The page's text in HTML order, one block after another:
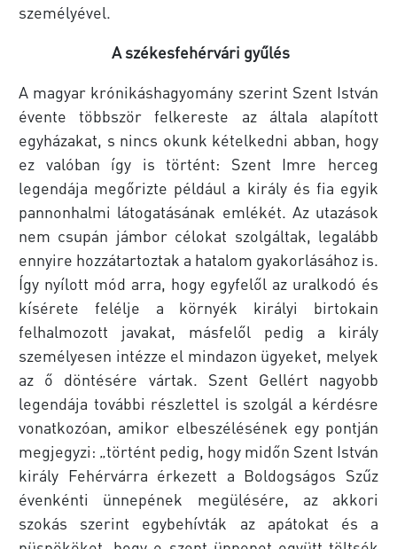
személyével.
A székesfehérvári gyűlés
A magyar krónikáshagyomány szerint Szent István
évente többször felkereste az általa alapított
egyházakat, s nincs okunk kételkedni abban, hogy
ez valóban így is történt: Szent Imre herceg
legendája megőrizte például a király és fia egyik
pannonhalmi látogatásának emlékét. Az utazások
nem csupán jámbor célokat szolgáltak, legalább
ennyire hozzátartoztak a hatalom gyakorlásához is.
Így nyílott mód arra, hogy egyfelől az uralkodó és
kísérete felélje a környék királyi birtokain
felhalmozott javakat, másfelől pedig a király
személyesen intézze el mindazon ügyeket, melyek
az ő döntésére vártak. Szent Gellért nagyobb
legendája további részlettel is szolgál a kérdésre
vonatkozóan, amikor elbeszélésének egy pontján
megjegyzi: „történt pedig, hogy midőn Szent István
király Fehérvárra érkezett a Boldogságos Szűz
évenkénti ünnepének megülésére, az akkori
szokás szerint egybehívták az apátokat és a